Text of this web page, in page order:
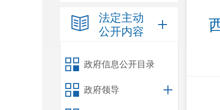
法定主动
公开内容
政府信息公开目录
政府领导